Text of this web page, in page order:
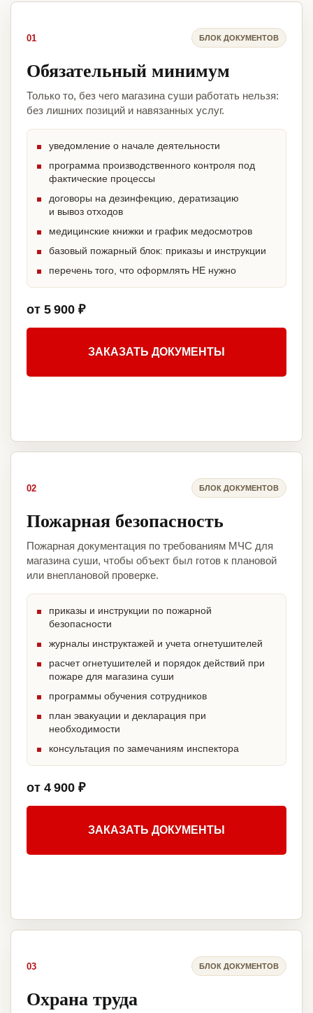
01 БЛОК ДОКУМЕНТОВ
Обязательный минимум
Только то, без чего магазина суши работать нельзя:
без лишних позиций и навязанных услуг.
уведомление о начале деятельности
программа производственного контроля под
фактические процессы
договоры на дезинфекцию, дератизацию
и вывоз отходов
медицинские книжки и график медосмотров
базовый пожарный блок: приказы и инструкции
перечень того, что оформлять НЕ нужно
от 5 900 ₽
ЗАКАЗАТЬ ДОКУМЕНТЫ
02 БЛОК ДОКУМЕНТОВ
Пожарная безопасность
Пожарная документация по требованиям МЧС для
магазина суши, чтобы объект был готов к плановой
или внеплановой проверке.
приказы и инструкции по пожарной
безопасности
журналы инструктажей и учета огнетушителей
расчет огнетушителей и порядок действий при
пожаре для магазина суши
программы обучения сотрудников
план эвакуации и декларация при
необходимости
консультация по замечаниям инспектора
от 4 900 ₽
ЗАКАЗАТЬ ДОКУМЕНТЫ
03 БЛОК ДОКУМЕНТОВ
Охрана труда